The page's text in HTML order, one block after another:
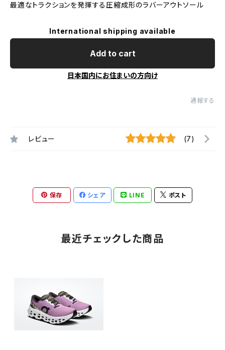
最適なトラクションを発揮する圧縮成形のラバーアウトソール
International shipping available
Add to cart
日本国内にお住まいの方向け
通報する
レビュー (7)
保存 シェア LINE ポスト
最近チェックした商品